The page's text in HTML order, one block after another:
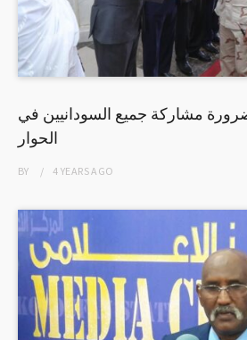
مشاركة جميع السودانيين في
الحوار
BY 4 YEARSAGO